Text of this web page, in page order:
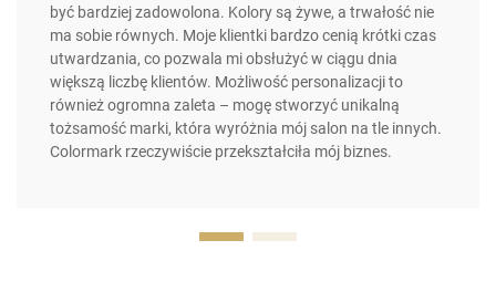
być bardziej zadowolona. Kolory są żywe, a trwałość nie
ma sobie równych. Moje klientki bardzo cenią krótki czas
utwardzania, co pozwala mi obsłużyć w ciągu dnia
większą liczbę klientów. Możliwość personalizacji to
również ogromna zaleta – mogę stworzyć unikalną
tożsamość marki, która wyróżnia mój salon na tle innych.
Colormark rzeczywiście przekształciła mój biznes.